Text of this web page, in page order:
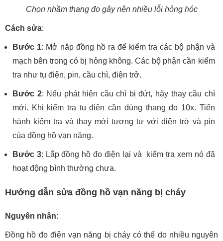
Chọn nhầm thang đo gây nên nhiều lỗi hỏng hóc
Cách sửa:
Bước 1: Mở nắp đồng hồ ra để kiểm tra các bộ phận và
mạch bên trong có bị hỏng không. Các bộ phận cần kiểm
tra như tụ điện, pin, cầu chì, điện trở.
Bước 2: Nếu phát hiện cầu chì bị đứt, hãy thay cầu chì
mới. Khi kiểm tra tụ điện cần dùng thang đo 10x. Tiến
hành kiểm tra và thay mới tương tự với điện trở và pin
của đồng hồ vạn năng.
Bước 3: Lắp đồng hồ đo điện lại và kiểm tra xem nó đã
hoạt động bình thường chưa.
Hướng dẫn sửa đồng hồ vạn năng bị cháy
Nguyên nhân:
Đồng hồ đo điện vạn năng bị cháy có thể do nhiều nguyên